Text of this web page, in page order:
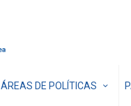
ÁREAS DE POLÍTICAS